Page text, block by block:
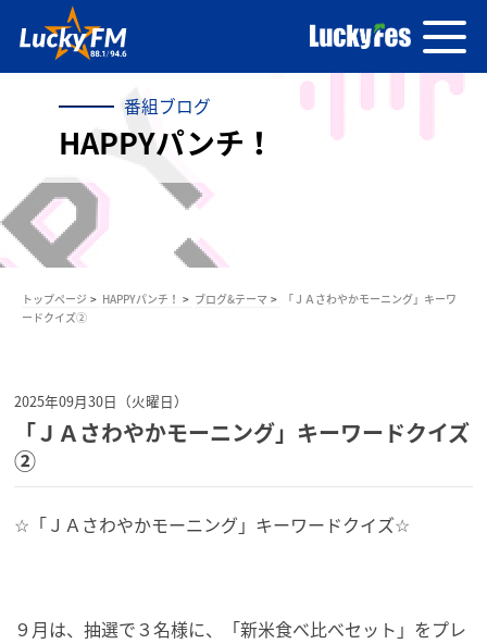
番組ブログ
HAPPYパンチ！
トップページ HAPPYパンチ！ ブログ&テーマ
「ＪＡさわやかモーニング」キーワ
ードクイズ②
2025年09月30日（火曜日）
「ＪＡさわやかモーニング」キーワードクイズ
②
☆「ＪＡさわやかモーニング」キーワードクイズ☆
９月は、抽選で３名様に、「新米食べ比べセット」をプレ